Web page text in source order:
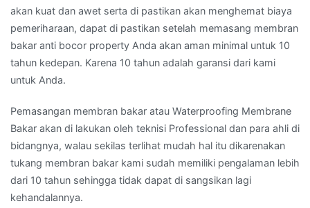
akan kuat dan awet serta di pastikan akan menghemat biaya
pemeriharaan, dapat di pastikan setelah memasang membran
bakar anti bocor property Anda akan aman minimal untuk 10
tahun kedepan. Karena 10 tahun adalah garansi dari kami
untuk Anda.
Pemasangan membran bakar atau Waterproofing Membrane
Bakar akan di lakukan oleh teknisi Professional dan para ahli di
bidangnya, walau sekilas terlihat mudah hal itu dikarenakan
tukang membran bakar kami sudah memiliki pengalaman lebih
dari 10 tahun sehingga tidak dapat di sangsikan lagi
kehandalannya.